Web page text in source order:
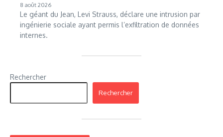
8 août 2026
Le géant du Jean, Levi Strauss, déclare une intrusion par
ingénierie sociale ayant permis l’exfiltration de données
internes.
Rechercher
Rechercher